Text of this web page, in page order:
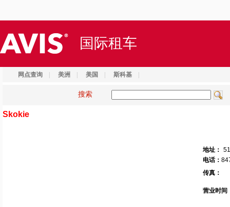
国际租车
网点查询 美洲 美国 斯科基
搜索
Skokie
地址：
电话：
传真：
营业时间